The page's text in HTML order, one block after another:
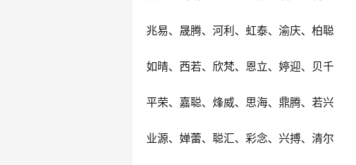
兆易、晟腾、河利、虹泰、渝庆、柏聪
如晴、西若、欣梵、恩立、婷迎、贝千
平荣、嘉聪、烽威、思海、鼎腾、若兴
业源、婵蕾、聪汇、彩念、兴搏、清尔